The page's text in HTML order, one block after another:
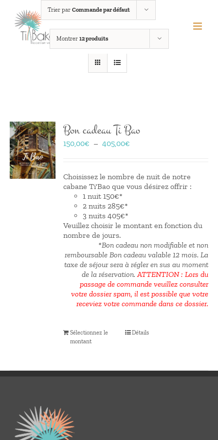
contenu
Trier par Commande par défaut
Montrer 12 produits
Bon cadeau Ti Bao
150,00€ – 405,00€
150,00€
à
405,00€
Choisissez le nombre de nuit de notre
cabane Ti'Bao que vous désirez offrir :
1 nuit 150€*
2 nuits 285€*
3 nuits 405€*
Veuillez choisir le montant en fonction du
nombre de jours.
*Bon cadeau non modifiable et non
remboursable Bon cadeau valable 12 mois. La
taxe de séjour sera à régler en sus au moment
de la réservation.ATTENTION : Lors du
passage de commande veuillez consulter
votre dossier spam, il est possible que votre
receviez votre commande dans ce dossier.
Sélectionnez le
montant
Détails